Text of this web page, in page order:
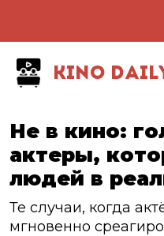
KINO
Не в кино:
актеры,
людей в
Те случаи, когда
мгновенно